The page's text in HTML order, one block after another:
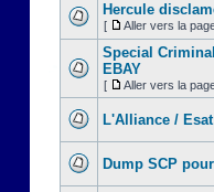
Hercule
[ Aller vers la
Special
EBAY
[ Aller vers la
L'Alliance /
Dump SCP